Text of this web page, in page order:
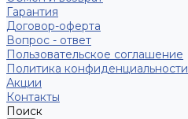
Гарантия
Договор-оферта
Вопрос - ответ
Пользовательское соглашение
Политика конфиденциальности
Акции
Контакты
Поиск